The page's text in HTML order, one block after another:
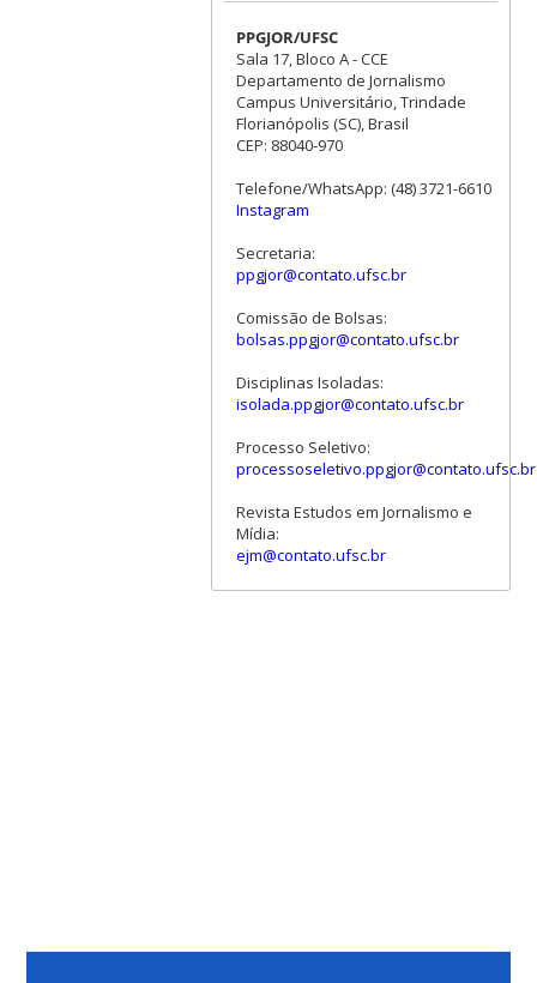
PPGJOR/UFSC
Sala 17, Bloco A - CCE
Departamento de Jornalismo
Campus Universitário, Trindade
Florianópolis (SC), Brasil
CEP: 88040-970
Telefone/WhatsApp: (48) 3721-6610
Instagram
Secretaria:
ppgjor@contato.ufsc.br
Comissão de Bolsas:
bolsas.ppgjor@contato.ufsc.br
Disciplinas Isoladas:
isolada.ppgjor@contato.ufsc.br
Processo Seletivo:
processoseletivo.ppgjor@contato.ufsc.br
Revista Estudos em Jornalismo e
Mídia:
ejm@contato.ufsc.br